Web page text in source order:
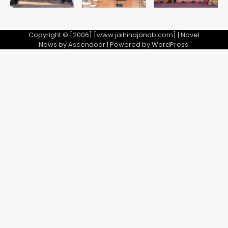
Copyright © [2006] [www.jaihindjanab.com] | Novel
News byAscendoor| Powered byWordPress.